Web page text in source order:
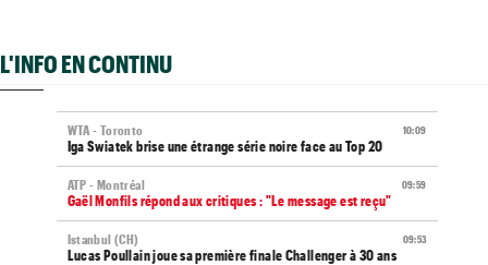
L'INFO EN CONTINU
10:09
WTA - Toronto
Iga Swiatek brise une étrange série noire face au Top 20
09:59
ATP - Montréal
Gaël Monfils répond aux critiques : "Le message est reçu"
09:53
Istanbul (CH)
Lucas Poullain joue sa première finale Challenger à 30 ans